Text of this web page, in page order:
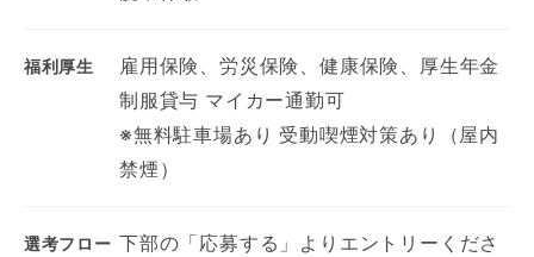
福利厚生
雇用保険、労災保険、健康保険、厚生年金
制服貸与 マイカー通勤可
※無料駐車場あり 受動喫煙対策あり（屋内
禁煙）
選考フロー 下部の「応募する」よりエントリーくださ